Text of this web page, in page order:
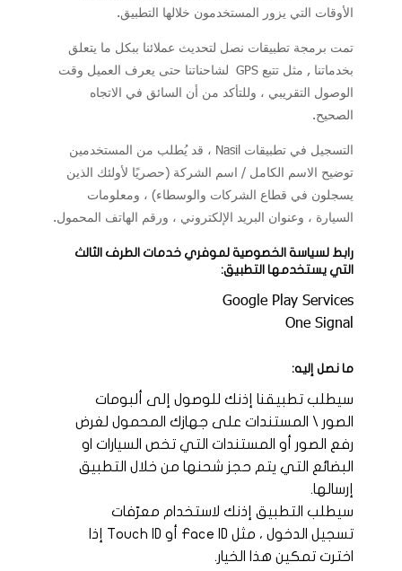
الأوقات التي يزور المستخدمون خلالها التطبيق.
تمت برمجة تطبيقات نصل لتحديث عملائنا ببكل ما يتعلق
بخدماتنا , مثل تتبع GPS لشاحناتنا حتى يعرف العميل وقت
الوصول التقريبي ، وللتأكد من أن السائق في الاتجاه
الصحيح.
التسجيل في تطبيقات Nasil ، قد يُطلب من المستخدمين
توضيح الاسم الكامل / اسم الشركة (حصريًا لأولئك الذين
يسجلون في قطاع الشركات والوسطاء) ، ومعلومات
السيارة ، وعنوان البريد الإلكتروني ، ورقم الهاتف المحمول.
رابط لسياسة الخصوصية لموفري خدمات الطرف الثالث
التي يستخدمها التطبيق:
Google Play Services
One Signal
ما نصل إليه:
سيطلب تطبيقنا إذنك للوصول إلى ألبومات
الصور \ المستندات على جهازك المحمول لغرض
رفع الصور أو المستندات التي تخص السيارات او
البضائع التي يتم حجز شحنها من خلال التطبيق
إرسالها.
سيطلب التطبيق إذنك لاستخدام معرّفات
تسجيل الدخول ، مثل Face ID أو Touch ID إذا
اخترت تمكين هذا الخيار.